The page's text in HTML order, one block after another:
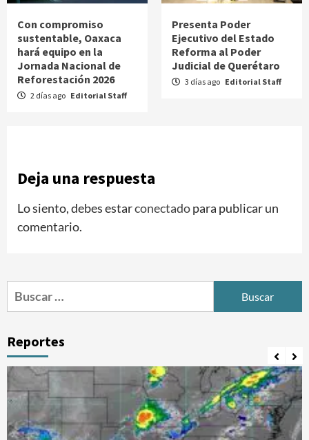
Con compromiso
sustentable, Oaxaca
hará equipo en la
Jornada Nacional de
Reforestación 2026
2 días ago Editorial Staff
Presenta Poder
Ejecutivo del Estado
Reforma al Poder
Judicial de Querétaro
3 días ago Editorial Staff
Deja una respuesta
Lo siento, debes estarconectadopara publicar un
comentario.
Buscar:
Reportes